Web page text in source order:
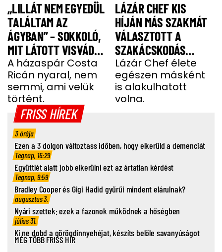
„LILLÁT NEM EGYEDÜL
TALÁLTAM AZ
ÁGYBAN” – SOKKOLÓ,
MIT LÁTOTT VISVÁDER
TAMÁS
A házaspár Costa
Ricán nyaral, nem
semmi, ami velük
történt.
LÁZÁR CHEF KIS
HÍJÁN MÁS SZAKMÁT
VÁLASZTOTT A
SZAKÁCSKODÁS
HELYETT
Lázár Chef élete
egészen másként
is alakulhatott
volna.
FRISS HÍREK
3 órája
Ezen a 3 dolgon változtass időben, hogy elkerüld a demenciát
Tegnap, 16:29
Együttlét alatt jobb elkerülni ezt az ártatlan kérdést
Tegnap, 9:59
Bradley Cooper és Gigi Hadid gyűrűi mindent elárulnak?
augusztus 3.
Nyári szettek: ezek a fazonok működnek a hőségben
július 31.
Ki ne dobd a görögdinnyehéjat, készíts belőle savanyúságot
MÉG TÖBB FRISS HÍR